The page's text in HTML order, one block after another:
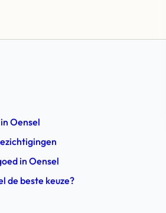
Oensel
in Oensel
de beste keuze?